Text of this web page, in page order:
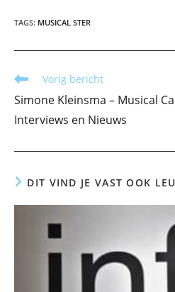
TAGS: MUSICAL STER
Lees
artikelen
Vorig bericht
Simone Kleinsma – Musical
Interviews en Nieuws
DIT VIND JE VAST OOK